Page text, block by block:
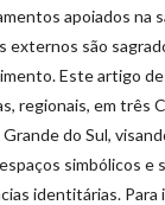
apoiados na
externos são
Este artigo
regionais, em três
do Sul,
simbólicos e
identitárias. Para